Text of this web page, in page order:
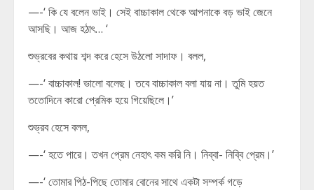
—-‘ কি যে বলেন ভাই। সেই বাচ্চাকাল থেকে আপনাকে বড় ভাই জেনে
আসছি। আজ হঠাৎ… ‘
শুভ্রবের কথায় শব্দ করে হেসে উঠলো সাদাফ। বলল,
—-‘ বাচ্চাকাল! ভালো বলেছ। তবে বাচ্চাকাল বলা যায় না। তুমি হয়ত
ততোদিনে কারো প্রেমিক হয়ে গিয়েছিলে।’
শুভ্রব হেসে বলল,
—-‘ হতে পারে। তখন প্রেম নেহাৎ কম করি নি। নিব্বা- নিব্বি প্রেম।’
—-‘ তোমার পিঠ-পিছে তোমার বোনের সাথে একটা সম্পর্ক গড়ে